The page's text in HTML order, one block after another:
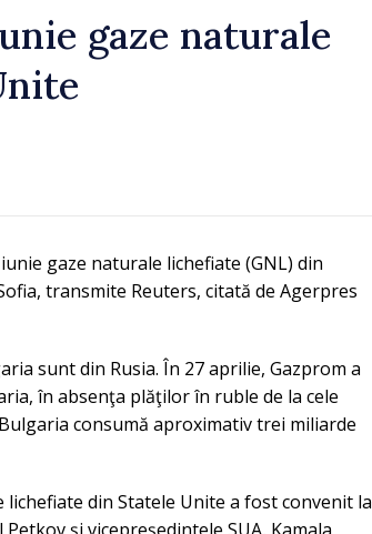
gaze naturale
gaze naturale lichefiate (GNL) din
transmite Reuters, citată de Agerpres
sunt din Rusia. În 27 aprilie, Gazprom a
în absenţa plăţilor în ruble de la cele
consumă aproximativ trei miliarde
din Statele Unite a fost convenit la